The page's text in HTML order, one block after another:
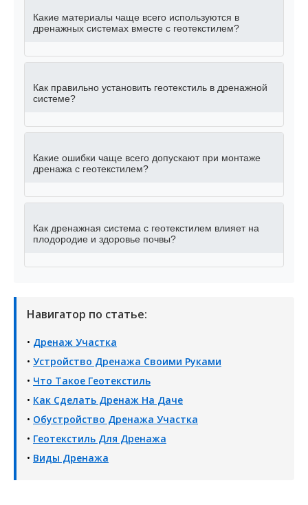
Какие материалы чаще всего используются в
дренажных системах вместе с геотекстилем?
Как правильно установить геотекстиль в дренажной
системе?
Какие ошибки чаще всего допускают при монтаже
дренажа с геотекстилем?
Как дренажная система с геотекстилем влияет на
плодородие и здоровье почвы?
Навигатор по статье:
• Дренаж Участка
• Устройство Дренажа Своими Руками
• Что Такое Геотекстиль
• Как Сделать Дренаж На Даче
• Обустройство Дренажа Участка
• Геотекстиль Для Дренажа
• Виды Дренажа